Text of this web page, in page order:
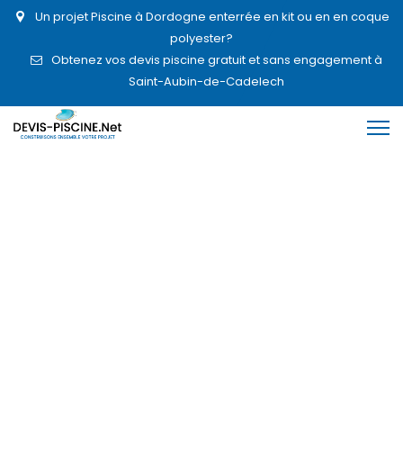
Un projet Piscine à Dordogne enterrée en kit ou en en coque
polyester?
Obtenez vos devis piscine gratuit et sans engagement à
Saint-Aubin-de-Cadelech